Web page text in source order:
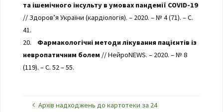
та ішемічного інсульту в умовах пандемії COVID-19
// Здоров’я України (кардіологія). – 2020. – № 4 (71). – С.
41.
20. Фармакологічні методи лікування пацієнтів із
невропатичним болем // НейроNEWS. – 2020. – № 8
(119). – С. 52 – 55.
Архів надходжень до картотеки за 24